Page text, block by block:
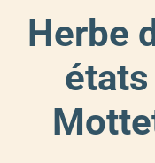
Herbe